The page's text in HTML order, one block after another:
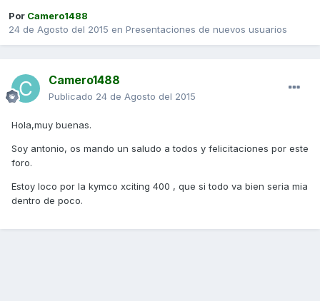
Por Camero1488
24 de Agosto del 2015 en Presentaciones de nuevos usuarios
Camero1488
Publicado 24 de Agosto del 2015
Hola,muy buenas.
Soy antonio, os mando un saludo a todos y felicitaciones por este
foro.
Estoy loco por la kymco xciting 400 , que si todo va bien seria mia
dentro de poco.